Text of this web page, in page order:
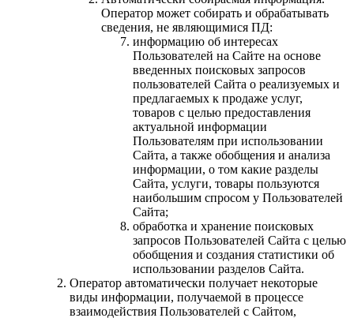
Оператор может собирать и обрабатывать
сведения, не являющимися ПД:
информацию об интересах
Пользователей на Сайте на основе
введенных поисковых запросов
пользователей Сайта о реализуемых и
предлагаемых к продаже услуг,
товаров с целью предоставления
актуальной информации
Пользователям при использовании
Сайта, а также обобщения и анализа
информации, о том какие разделы
Сайта, услуги, товары пользуются
наибольшим спросом у Пользователей
Сайта;
обработка и хранение поисковых
запросов Пользователей Сайта с целью
обобщения и создания статистики об
использовании разделов Сайта.
Оператор автоматически получает некоторые
виды информации, получаемой в процессе
взаимодействия Пользователей с Сайтом,